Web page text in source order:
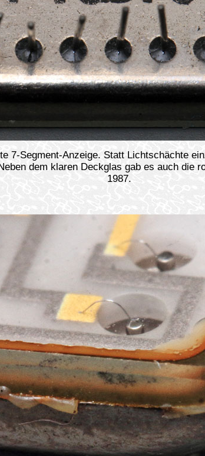
7-Segment-Anzeige. Statt Lichtschächte
dem klaren Deckglas gab es auch die
1987.